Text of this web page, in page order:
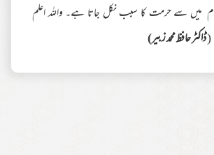
میں سے حرمت کا سبب نکل جاتا ہے۔ واللہ اعلم
ڈاکٹر حافظ محمد زبیر)